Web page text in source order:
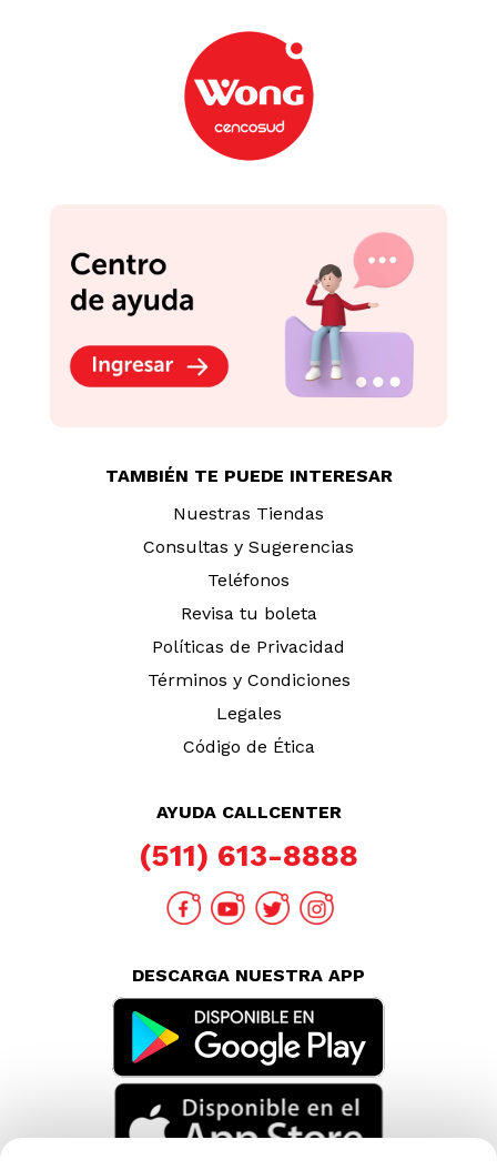
TAMBIÉN TE PUEDE INTERESAR
Nuestras Tiendas
Consultas y Sugerencias
Teléfonos
Revisa tu boleta
Políticas de Privacidad
Términos y Condiciones
Legales
Código de Ética
AYUDA CALLCENTER
(511) 613-8888
DESCARGA NUESTRA APP